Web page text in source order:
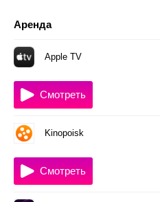
Аренда
Apple TV
Смотреть
Kinopoisk
Смотреть